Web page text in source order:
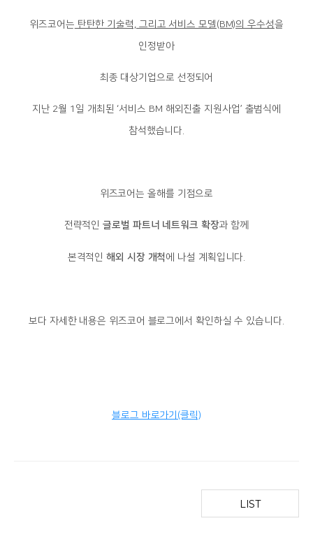
위즈코어는 탄탄한 기술력, 그리고 서비스 모델(BM)의 우수성을
인정받아
최종 대상기업으로 선정되어
지난 2월 1일 개최된 ‘서비스 BM 해외진출 지원사업’ 출범식에
참석했습니다.
위즈코어는 올해를 기점으로
전략적인글로벌 파트너 네트워크 확장과 함께
본격적인해외 시장 개척 에 나설 계획입니다.
보다 자세한 내용은 위즈코어 블로그에서 확인하실 수 있습니다.
블로그 바로가기(클릭)
LIST